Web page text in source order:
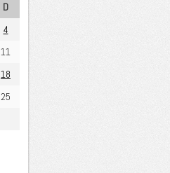
D
4
11
18
25